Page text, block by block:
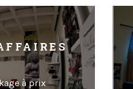
à prix